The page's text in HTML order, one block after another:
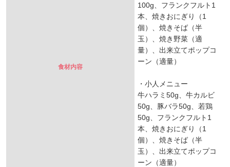
食材内容
100g、フランクフルト1
本、焼きおにぎり（1
個）、焼きそば（半
玉）、焼き野菜（適
量）、出来立てポップコ
ーン（適量）
・小人メニュー
牛ハラミ50g、牛カルビ
50g、豚バラ50g、若鶏
50g、フランクフルト1
本、焼きおにぎり（1
個）、焼きそば（半
玉）、出来立てポップコ
ーン（適量）